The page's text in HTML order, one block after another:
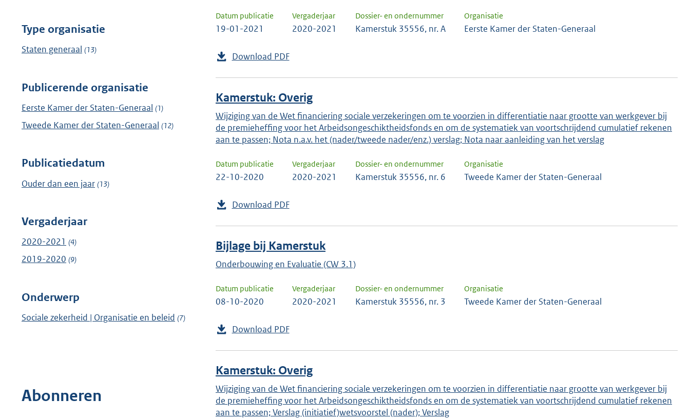
uw
keuze
Type organisatie
Staten generaal (13)
Publicerende organisatie
Eerste Kamer der Staten-Generaal (1)
Tweede Kamer der Staten-Generaal (12)
Publicatiedatum
Ouder dan een jaar (13)
Vergaderjaar
2020-2021 (4)
2019-2020 (9)
Onderwerp
Sociale zekerheid | Organisatie en beleid (7)
Abonneren
Datum publicatie
19-01-2021
Vergaderjaar
2020-2021
Dossier- en ondernummer
Kamerstuk 35556, nr. A
Organisatie
Eerste Kamer der Staten-Generaal
Download PDF
Kamerstuk: Overig
Wijziging van de Wet financiering sociale verzekeringen om te voorzien in differentiatie naar grootte van werkgever bij
de premieheffing voor het Arbeidsongeschiktheidsfonds en om de systematiek van voortschrijdend cumulatief rekenen
aan te passen; Nota n.a.v. het (nader/tweede nader/enz.) verslag; Nota naar aanleiding van het verslag
Datum publicatie
22-10-2020
Vergaderjaar
2020-2021
Dossier- en ondernummer
Kamerstuk 35556, nr. 6
Organisatie
Tweede Kamer der Staten-Generaal
Download PDF
Bijlage bij Kamerstuk
Onderbouwing en Evaluatie (CW 3.1)
Datum publicatie
08-10-2020
Vergaderjaar
2020-2021
Dossier- en ondernummer
Kamerstuk 35556, nr. 3
Organisatie
Tweede Kamer der Staten-Generaal
Download PDF
Kamerstuk: Overig
Wijziging van de Wet financiering sociale verzekeringen om te voorzien in differentiatie naar grootte van werkgever bij
de premieheffing voor het Arbeidsongeschiktheidsfonds en om de systematiek van voortschrijdend cumulatief rekenen
aan te passen; Verslag (initiatief)wetsvoorstel (nader); Verslag